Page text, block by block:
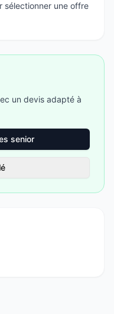
sélectionner une offre
un devis adapté à
senior